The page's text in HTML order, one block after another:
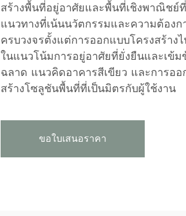
สร้างพื้นที่อยู่อาศัยและพื้นที่เชิงพาณิช
แนวทางที่เน้นนวัตกรรมและความต้องก
ครบวงจรตั้งแต่การออกแบบโครงสร้าง
ในแนวโน้มการอยู่อาศัยที่ยั่งยืนและเข้
ฉลาด แนวคิดอาคารสีเขียว และการอ
สร้างโซลูชันพื้นที่ที่เป็นมิตรกับผู้ใช้งาน
ขอใบเสนอราคา